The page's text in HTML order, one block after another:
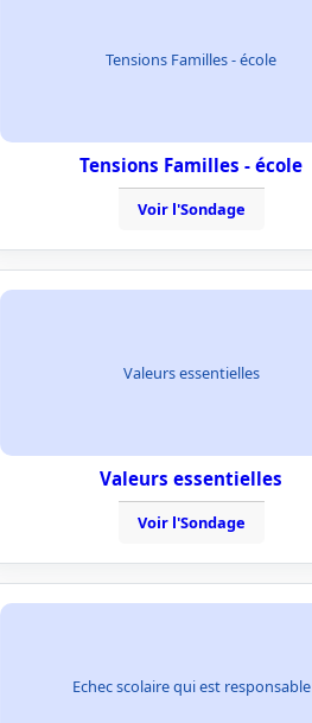
Tensions Familles - école
Tensions Familles - école
Voir l'Sondage
Valeurs essentielles
Valeurs essentielles
Voir l'Sondage
Echec scolaire qui est responsable